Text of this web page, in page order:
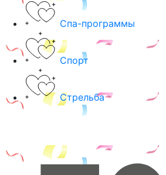
Спа-программы
Спорт
Стрельба